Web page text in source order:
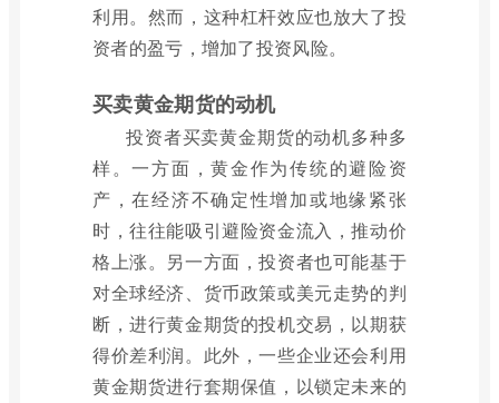
利用。然而，这种杠杆效应也放大了投
资者的盈亏，增加了投资风险。
买卖黄金期货的动机
投资者买卖黄金期货的动机多种多
样。一方面，黄金作为传统的避险资
产，在经济不确定性增加或地缘紧张
时，往往能吸引避险资金流入，推动价
格上涨。另一方面，投资者也可能基于
对全球经济、货币政策或美元走势的判
断，进行黄金期货的投机交易，以期获
得价差利润。此外，一些企业还会利用
黄金期货进行套期保值，以锁定未来的